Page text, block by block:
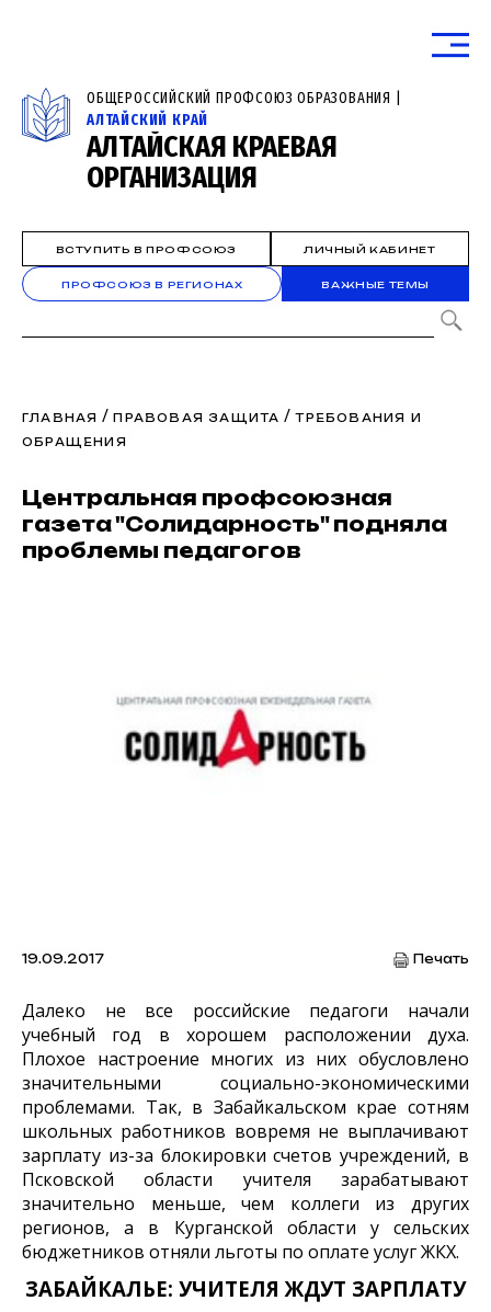
ОБЩЕРОССИЙСКИЙ ПРОФСОЮЗ ОБРАЗОВАНИЯ |
АЛТАЙСКИЙ КРАЙ
АЛТАЙСКАЯ КРАЕВАЯ
ОРГАНИЗАЦИЯ
ВСТУПИТЬ В ПРОФСОЮЗ ЛИЧНЫЙ КАБИНЕТ
ПРОФСОЮЗ В РЕГИОНАХ ВАЖНЫЕ ТЕМЫ
ГЛАВНАЯ /ПРАВОВАЯ ЗАЩИТА /ТРЕБОВАНИЯ И
ОБРАЩЕНИЯ
Центральная профсоюзная
газета "Солидарность" подняла
проблемы педагогов
19.09.2017 Печать
Далеко не все российские педагоги начали
учебный год в хорошем расположении духа.
Плохое настроение многих из них обусловлено
значительными социально-экономическими
проблемами. Так, в Забайкальском крае сотням
школьных работников вовремя не выплачивают
зарплату из-за блокировки счетов учреждений, в
Псковской области учителя зарабатывают
значительно меньше, чем коллеги из других
регионов, а в Курганской области у сельских
бюджетников отняли льготы по оплате услуг ЖКХ.
ЗАБАЙКАЛЬЕ: УЧИТЕЛЯ ЖДУТ ЗАРПЛАТУ